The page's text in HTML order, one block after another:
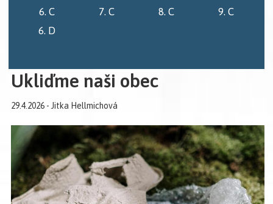
6. C
6. D
7. C
8. C
9. C
Ukliďme naši obec
29.4.2026 - Jitka Hellmichová